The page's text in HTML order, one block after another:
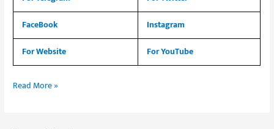
FaceBook
Instagram
For Website
For YouTube
Read More »